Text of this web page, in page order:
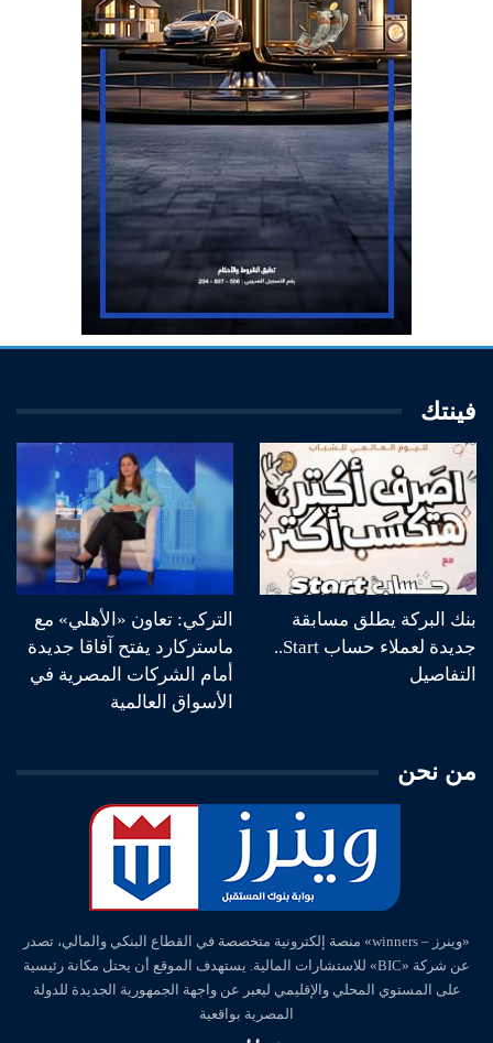
فينتك
بنك البركة يطلق مسابقة
جديدة لعملاء حساب Start..
التفاصيل
التركي: تعاون «الأهلي» مع
ماستركارد يفتح آفاقا جديدة
أمام الشركات المصرية في
الأسواق العالمية
من نحن
«وينرز – winners» منصة إلكترونية متخصصة في القطاع البنكي والمالي، تصدر
عن شركة «BIC» للاستشارات المالية. يستهدف الموقع أن يحتل مكانة رئيسية
على المستوي المحلي والإقليمي ليعبر عن واجهة الجمهورية الجديدة للدولة
المصرية بواقعية